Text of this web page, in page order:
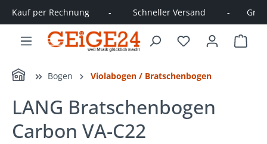
springen
Kauf per Rechnung        -         Schneller Versand         -
Home Bogen Violabogen / Bratschenbogen
LANG Bratschenbogen
Carbon VA-C22